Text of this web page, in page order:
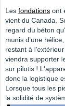
Les fondations ont
vient du Canada.
regard du béton
munis d'une
restant à
viendra supporter
sur pilotis !
donc la logistique
Lorsque tous les
la solidité de